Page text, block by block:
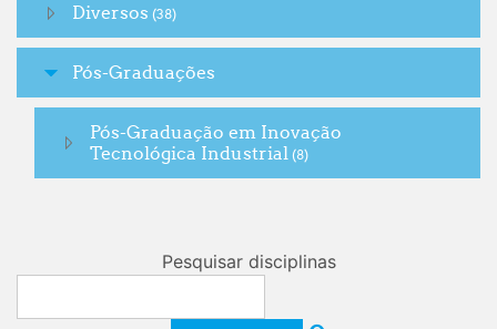
Diversos (38)
Pós-Graduações
Pós-Graduação em Inovação
Tecnológica Industrial (8)
Pesquisar disciplinas